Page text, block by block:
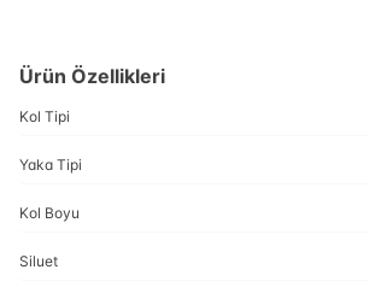
Ürün Özellikleri
Kol Tipi
Yaka Tipi
Kol Boyu
Siluet